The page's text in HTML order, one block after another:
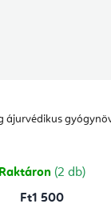
ájurvédikus
Raktáron (2 db)
Ft1 500